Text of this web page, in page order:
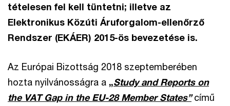
tételesen fel kell tüntetni; illetve az
Elektronikus Közúti Áruforgalom-ellenőrző
Rendszer (EKÁER) 2015-ös bevezetése is.
Az Európai Bizottság 2018 szeptemberében
hozta nyilvánosságra a „Study and Reports on
the VAT Gap in the EU-28 Member States”című